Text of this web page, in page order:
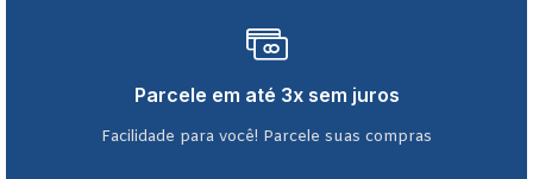
Parcele em até 3x sem juros
Facilidade para você! Parcele suas compras